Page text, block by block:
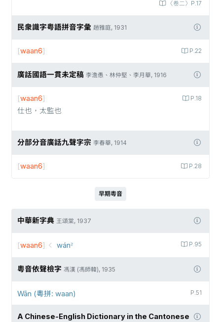
〈卷二〉P.17
民衆識字粤語拼音字彙 趙雅庭, 1931
P.22
[waan6]
廣話國語一貫未定稿 李澹愚、林仲堅、李月華, 1916
P.18
[waan6]
仕也，太監也
分部分音廣話九聲字宗 李春華, 1914
P.28
[waan6]
早期粵音
中華新字典 王頌棠, 1937
P.95
[waan6] wán꜅
粵音依聲檢字 馮漢 (馮師韓), 1935
P.51
Wān (粵拼: waan)
A Chinese-English Dictionary in the Cantonese